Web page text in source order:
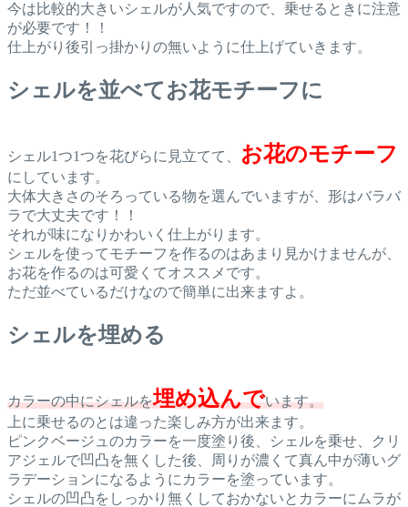
今は比較的大きいシェルが人気ですので、乗せるときに注意
が必要です！！
仕上がり後引っ掛かりの無いように仕上げていきます。
シェルを並べてお花モチーフに
シェル1つ1つを花びらに見立てて、 お花のモチーフ
にしています。
大体大きさのそろっている物を選んでいますが、形はバラバ
ラで大丈夫です！！
それが味になりかわいく仕上がります。
シェルを使ってモチーフを作るのはあまり見かけませんが、
お花を作るのは可愛くてオススメです。
ただ並べているだけなので簡単に出来ますよ。
シェルを埋める
カラーの中にシェルを埋め込んでいます。
上に乗せるのとは違った楽しみ方が出来ます。
ピンクベージュのカラーを一度塗り後、シェルを乗せ、クリ
アジェルで凹凸を無くした後、周りが濃くて真ん中が薄いグ
ラデーションになるようにカラーを塗っています。
シェルの凹凸をしっかり無くしておかないとカラーにムラが